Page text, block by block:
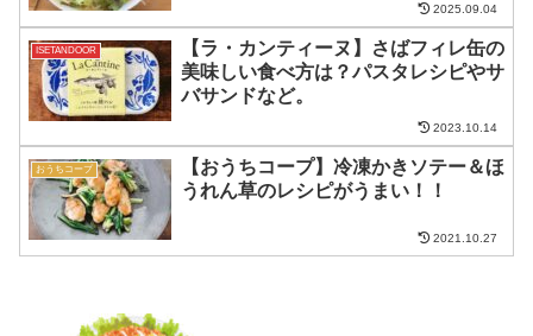
2025.09.04
ISETANDOOR
【ラ・カンティーヌ】さばフィレ缶の
美味しい食べ方は？パスタレシピやサ
バサンドなど。
2023.10.14
おうちコープ
【おうちコープ】冷凍かきソテー＆ほ
うれん草のレシピがうまい！！
2021.10.27